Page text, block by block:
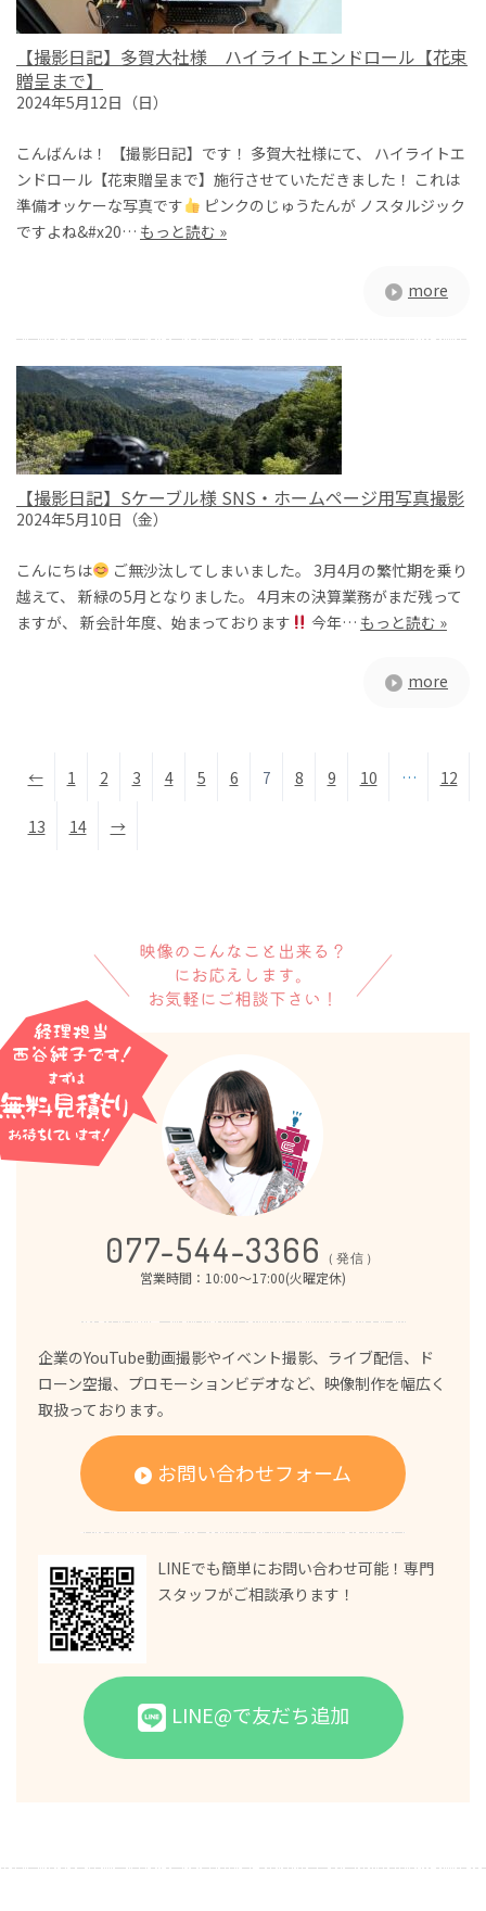
【撮影日記】多賀大社様 ハイライトエンドロール【花束
贈呈まで】
2024年5月12日（日）
こんばんは！ 【撮影日記】です！ 多賀大社様にて、 ハイライトエ
ンドロール【花束贈呈まで】施行させていただきました！ これは
準備オッケーな写真です
ピンクのじゅうたんが ノスタルジック
ですよね&#x20… もっと読む »
more
【撮影日記】Sケーブル様 SNS・ホームページ用写真撮影
2024年5月10日（金）
こんにちは
ご無沙汰してしまいました。 3月4月の繁忙期を乗り
越えて、 新緑の5月となりました。 4月末の決算業務がまだ残って
ますが、 新会計年度、始まっております
今年… もっと読む »
more
← 1 2 3 4 5 6 7 8 9 10 … 12
13 14 →
映像のこんなこと出来る？
にお応えします。
お気軽にご相談下さい！
077-544-3366 （発信）
営業時間：10:00～17:00(火曜定休)
企業のYouTube動画撮影やイベント撮影、ライブ配信、ド
ローン空撮、プロモーションビデオなど、映像制作を幅広く
取扱っております。
お問い合わせフォーム
LINEでも簡単にお問い合わせ可能！専門
スタッフがご相談承ります！
LINE@で友だち追加